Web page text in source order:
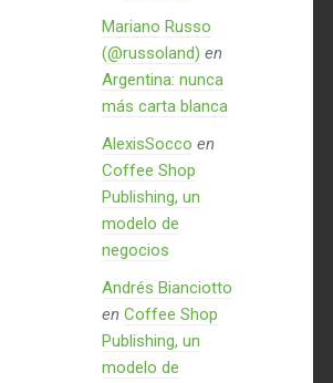
Mariano Russo
(@russoland) en
Argentina: nunca
más carta blanca
AlexisSocco en
Coffee Shop
Publishing, un
modelo de
negocios
Andrés Bianciotto
en Coffee Shop
Publishing, un
modelo de